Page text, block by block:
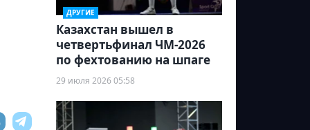
ДРУГИЕ
Казахстан вышел в
четвертьфинал ЧМ-2026
по фехтованию на шпаге
29 июля 2026 05:58